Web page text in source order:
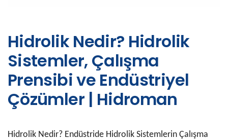
Hidrolik Nedir? Hidrolik
Sistemler, Çalışma
Prensibi ve Endüstriyel
Çözümler | Hidroman
Hidrolik Nedir? Endüstride Hidrolik Sistemlerin Çalışma